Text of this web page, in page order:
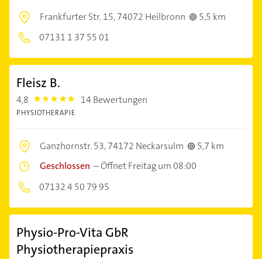
Frankfurter Str. 15,74072 Heilbronn
5,5 km
07131 1 37 55 01
Fleisz B.
4,8 4.8 14 Bewertungen
PHYSIOTHERAPIE
Ganzhornstr. 53,74172 Neckarsulm
5,7 km
Geschlossen –Öffnet Freitag um 08:00
07132 4 50 79 95
Physio-Pro-Vita GbR
Physiotherapiepraxis